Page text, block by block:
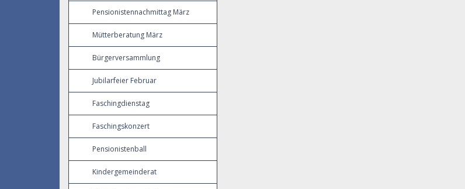
Pensionistennachmittag März
Mütterberatung März
Bürgerversammlung
Jubilarfeier Februar
Faschingdienstag
Faschingskonzert
Pensionistenball
Kindergemeinderat